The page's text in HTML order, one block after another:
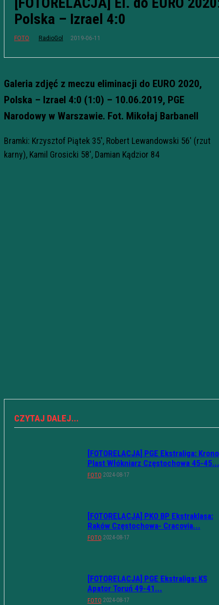
Polska – Izrael 4:0
FOTO RadioGol 2019-06-11
Galeria zdjęć z meczu eliminacji do EURO 2020,
Polska – Izrael 4:0 (1:0) – 10.06.2019, PGE
Narodowy w Warszawie. Fot. Mikołaj Barbanell
Bramki: Krzysztof Piątek 35′, Robert Lewandowski 56′ (rzut
karny), Kamil Grosicki 58′, Damian Kądzior 84
CZYTAJ DALEJ...
[FOTORELACJA] PGE Ekstraliga:
Plast Włókniarz Częstochowa 45-45...
FOTO 2024-08-17
[FOTORELACJA] PKO BP Ekstraklasa:
Raków Częstochowa- Cracovia...
FOTO 2024-08-17
[FOTORELACJA] PGE Ekstraliga: KS
Apator Toruń 49-41...
FOTO 2024-08-17